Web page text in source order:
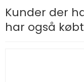
Kunder der
har også købt